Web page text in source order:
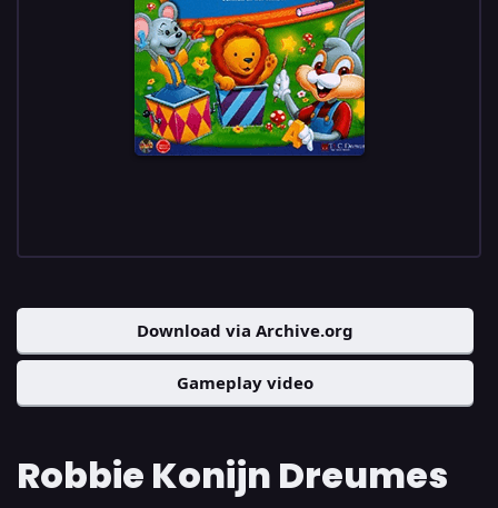
Download via Archive.org
Gameplay video
Robbie Konijn Dreumes